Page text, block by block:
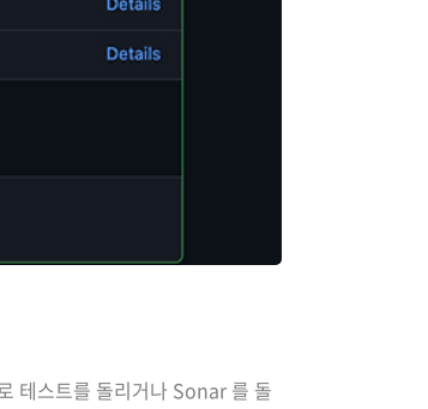
테스트를 돌리거나 Sonar 를 돌